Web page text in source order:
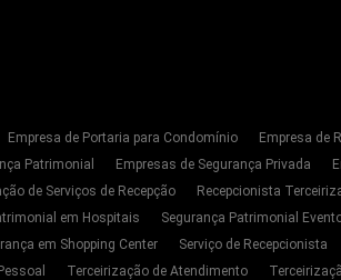
Empresa de Portaria para Condomínio Empresa de
Patrimonial Empresas de Segurança Privada
de Serviços de Recepção Recepcionista
em Hospitais Segurança Patrimonial
em Shopping Center Serviço de Recepcionista
Terceirização de Atendimento